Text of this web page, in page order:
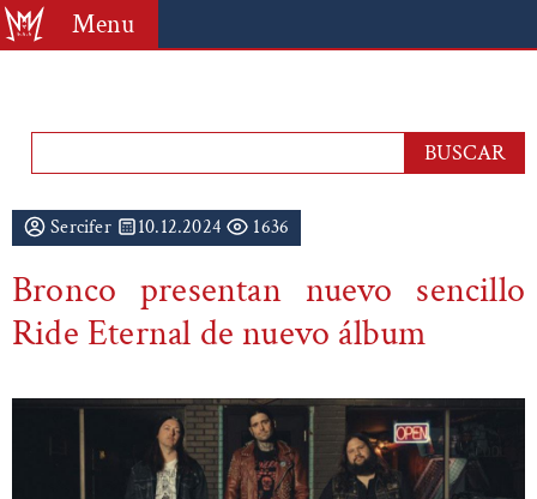
Menu
Sercifer 10.12.2024 1636
Bronco presentan nuevo sencillo
Ride Eternal de nuevo álbum